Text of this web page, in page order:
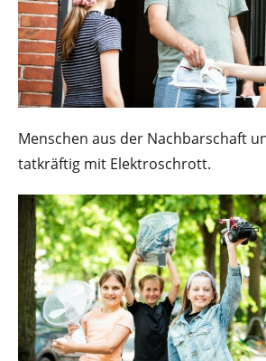
Menschen aus der Nachbarschaft
tatkräftig mit Elektroschrott.